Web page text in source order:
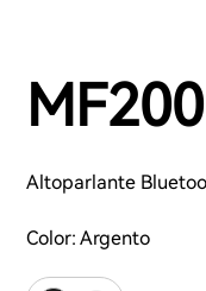
MF200
Altoparlante
Color: Argento